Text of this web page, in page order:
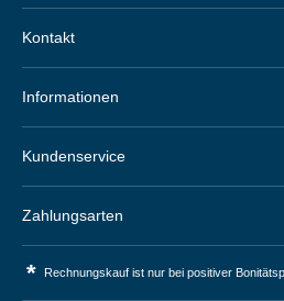
Kontakt
Informationen
Kundenservice
Zahlungsarten
* Rechnungskauf ist nur bei positiver